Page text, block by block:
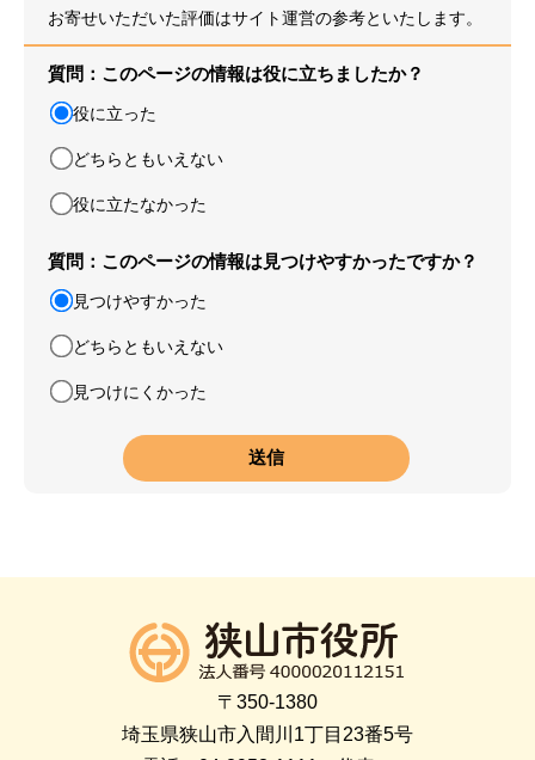
お寄せいただいた評価はサイト運営の参考といたします。
質問：このページの情報は役に立ちましたか？
役に立った
どちらともいえない
役に立たなかった
質問：このページの情報は見つけやすかったですか？
見つけやすかった
どちらともいえない
見つけにくかった
〒350-1380
埼玉県狭山市入間川1丁目23番5号